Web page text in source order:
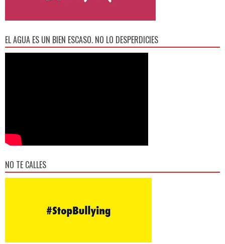
EL AGUA ES UN BIEN ESCASO. NO LO DESPERDICIES
NO TE CALLES